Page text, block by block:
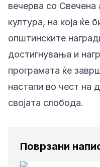
вечерва со Свечена
култура, на која ќе
општинските
достигнувања и
програмата ќе
настапи во чест на
својата слобода.
Поврзани